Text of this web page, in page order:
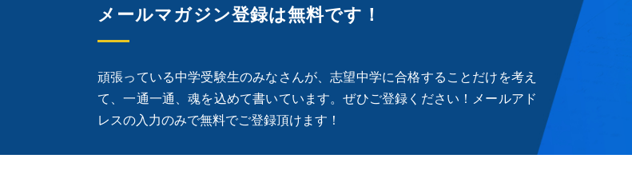
メールマガジン登録は無料です！
頑張っている中学受験生のみなさんが、志望中学に合格することだけを考え
て、一通一通、魂を込めて書いています。ぜひご登録ください！メールアド
レスの入力のみで無料でご登録頂けます！